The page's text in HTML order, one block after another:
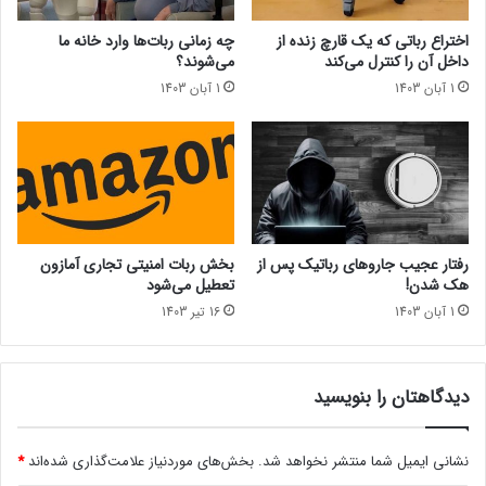
دا
ی
م
ر
ک
ر
و
ن
د
و
ا
ح
ا
ف
ه
ر
اختراع رباتی که یک قارچ زنده از
داخل آن را کنترل می‌کند
1 آبان 1403
چه زمانی ربات‌ها وارد خانه ما
می‌شوند؟
1 آبان 1403
رفتار عجیب جاروهای رباتیک پس از
هک شدن!
1 آبان 1403
بخش ربات امنیتی تجاری آمازون
تعطیل می‌شود
16 تیر 1403
دیدگاهتان را بنویسید
نشانی ایمیل شما منتشر نخواهد شد. بخش‌های موردنیاز علامت‌گذاری شده‌اند*